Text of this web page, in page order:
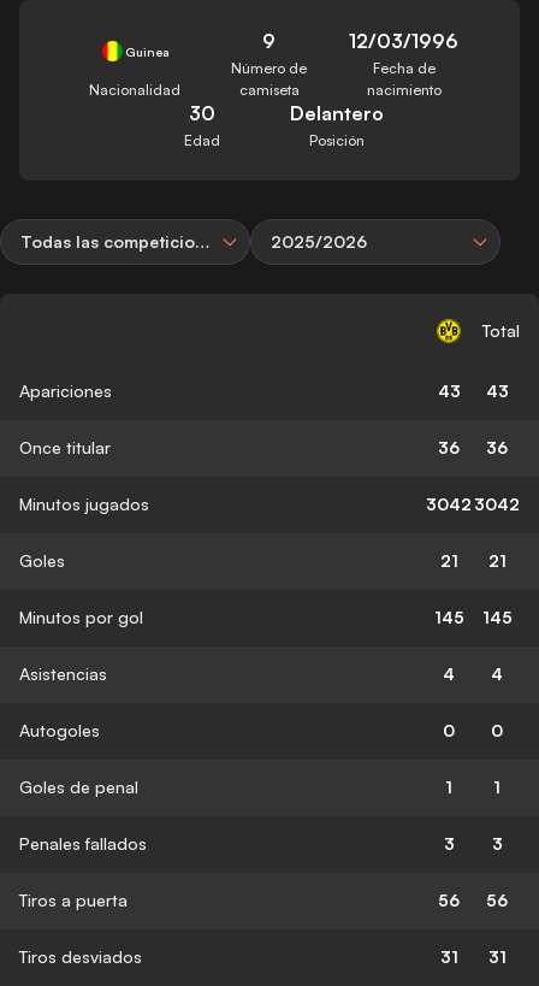
Guinea
Nacionalidad
9
Número de
camiseta
12/03/1996
Fecha de
nacimiento
30
Edad
Delantero
Posición
Todas las competiciones 2025/2026
Total
Apariciones 43 43
Once titular 36 36
Minutos jugados 3042 3042
Goles 21 21
Minutos por gol 145 145
Asistencias 4 4
Autogoles 0 0
Goles de penal 1 1
Penales fallados 3 3
Tiros a puerta 56 56
Tiros desviados 31 31